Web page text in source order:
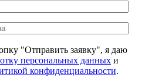
"Отправить заявку", я даю
персональных данных и
конфиденциальности.